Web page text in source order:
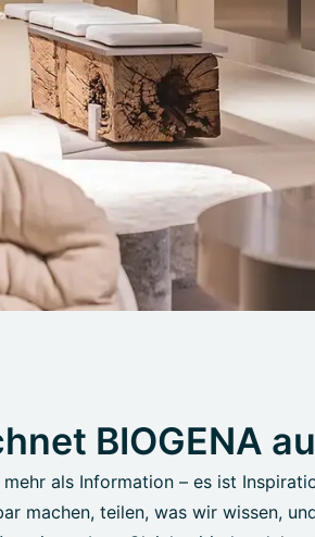
BIOGENA
als Information – es ist
machen, teilen, was wir wissen,